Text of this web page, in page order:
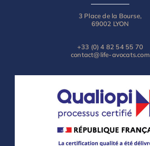
3 Place de la Bourse,
69002 LYON
+33 (0) 4 82 54 55 70
contact@life-avocats.com